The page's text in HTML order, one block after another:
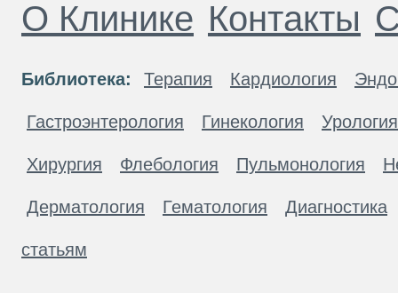
О Клинике Контакты
Библиотека: Терапия Кардиология
Гастроэнтерология Гинекология Урология
Хирургия Флебология Пульмонология
Дерматология Гематология Диагностика
статьям